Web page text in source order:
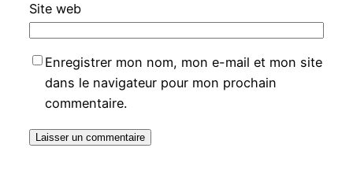
Site web
Enregistrer mon nom, mon e-mail et mon site
dans le navigateur pour mon prochain
commentaire.